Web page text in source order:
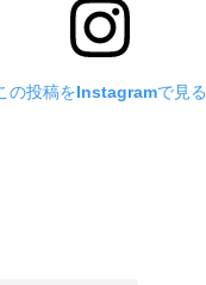
の投稿をInstagramで見る